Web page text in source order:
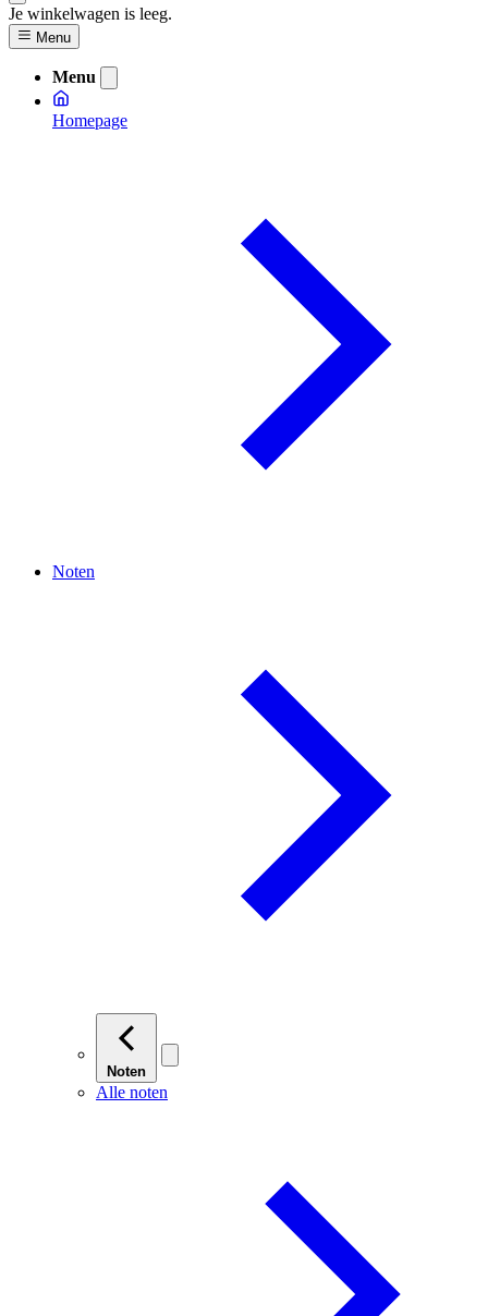
Je winkelwagen is leeg.
Menu
Menu
Homepage
Noten
Noten
Alle noten